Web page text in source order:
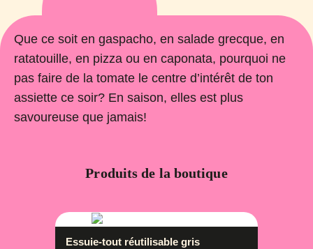
Que ce soit en gaspacho, en salade grecque, en
ratatouille, en pizza ou en caponata, pourquoi ne
pas faire de la tomate le centre d’intérêt de ton
assiette ce soir? En saison, elles est plus
savoureuse que jamais!
Produits de la boutique
Essuie-tout réutilisable gris